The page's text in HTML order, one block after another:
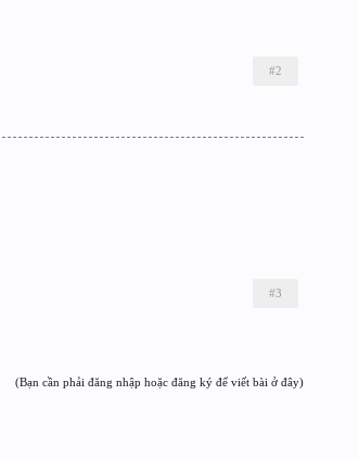
#2
#3
(Bạn cần phải đăng nhập hoặc đăng ký để viết bài ở đây)